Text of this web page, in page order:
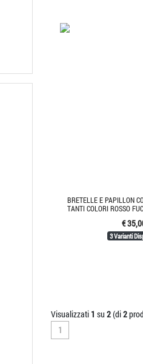
BRETELLE E PAPILLON
TANTI COLORI ROSSO
€
3 Varianti
Visualizzati 1 su 2(di2
1